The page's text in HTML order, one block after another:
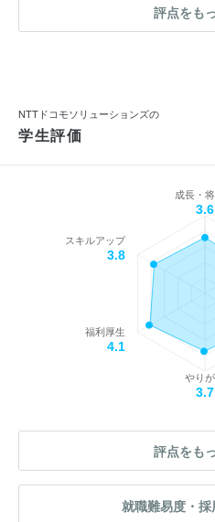
評点をも
NTTドコモソリューションズの
学生評価
成長・
3.6
やり
3.7
福利厚生
4.1
スキルアップ
3.8
評点をも
就職難易度・